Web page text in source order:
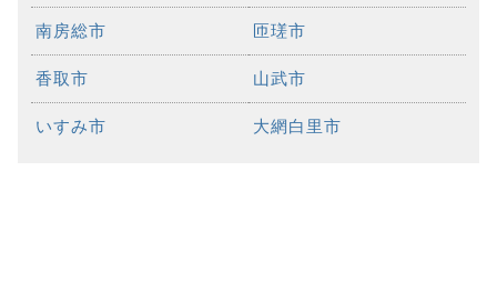
南房総市 匝瑳市
香取市 山武市
いすみ市 大網白里市